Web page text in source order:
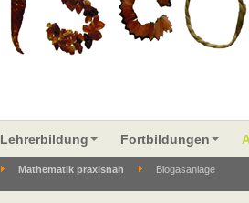
Lehrerbildung Fortbildungen
Mathematik praxisnah Biogasanlage